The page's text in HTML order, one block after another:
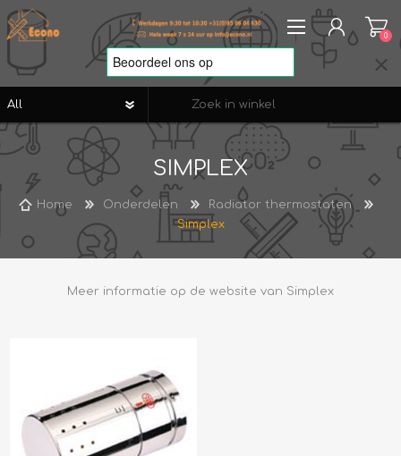
REGISTREREN
AANMELDEN
VERLANGLIJST
0
0
SIMPLEX
Home Onderdelen
Radiator thermostaten
Simplex
Meer informatie op de website van Simplex